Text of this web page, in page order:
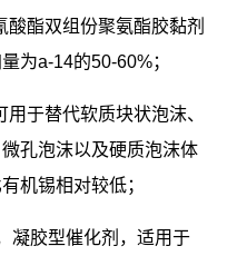
酸酯双组份聚氨酯胶黏剂
为a-14的50-60%；
于替代软质块状泡沫、
孔泡沫以及硬质泡沫体
机锡相对较低；
凝胶型催化剂，适用于